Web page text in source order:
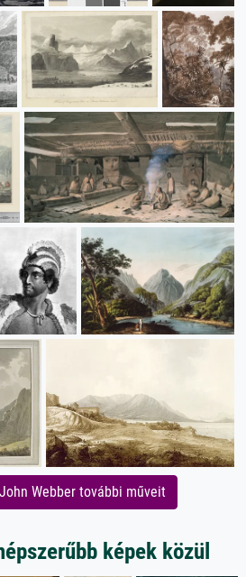
Webber további műveit
képek közül